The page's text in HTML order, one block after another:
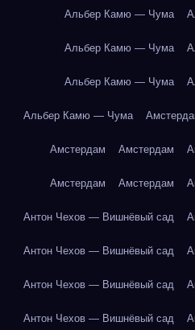
Альбер Камю — Чума
Альбер Камю — Чума
Альбер Камю — Чума
Альбер Камю — Чума
Амстердам Амстердам
Амстердам Амстердам
Антон Чехов — Вишнёвый сад
Антон Чехов — Вишнёвый сад
Антон Чехов — Вишнёвый сад
Антон Чехов — Вишнёвый сад